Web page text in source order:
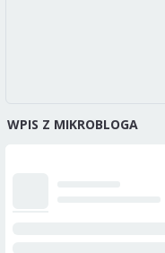
WPIS Z MIKROBLOGA